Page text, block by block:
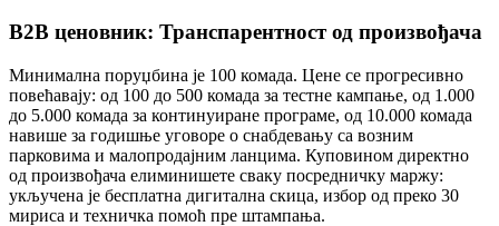
B2B ценовник: Транспарентност од произвођача
Минимална поруџбина је 100 комада. Цене се прогресивно
повећавају: од 100 до 500 комада за тестне кампање, од 1.000
до 5.000 комада за континуиране програме, од 10.000 комада
навише за годишње уговоре о снабдевању са возним
парковима и малопродајним ланцима. Куповином директно
од произвођача елиминишете сваку посредничку маржу:
укључена је бесплатна дигитална скица, избор од преко 30
мириса и техничка помоћ пре штампања.